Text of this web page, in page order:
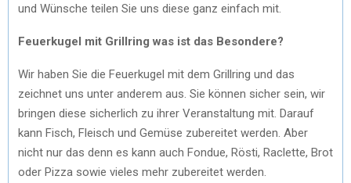
und Wünsche teilen Sie uns diese ganz einfach mit.
Feuerkugel mit Grillring was ist das Besondere?
Wir haben Sie die Feuerkugel mit dem Grillring und das
zeichnet uns unter anderem aus. Sie können sicher sein, wir
bringen diese sicherlich zu ihrer Veranstaltung mit. Darauf
kann Fisch, Fleisch und Gemüse zubereitet werden. Aber
nicht nur das denn es kann auch Fondue, Rösti, Raclette, Brot
oder Pizza sowie vieles mehr zubereitet werden.